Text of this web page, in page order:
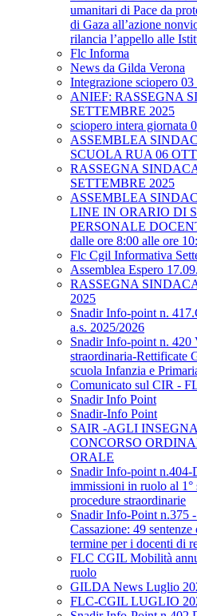
umanitari di Pace da
di Gaza all’azione
rilancia l’appello alle
Flc Informa
News da Gilda Verona
Integrazione sciopero
ANIEF: RASSEGNA
SETTEMBRE 2025
sciopero intera giornata
ASSEMBLEA
SCUOLA RUA 06
RASSEGNA
SETTEMBRE 2025
ASSEMBLEA
LINE IN ORARIO DI
PERSONALE
dalle ore 8:00 alle ore
Flc Cgil Informativa
Assemblea Espero
RASSEGNA
2025
Snadir Info-point n.
a.s. 2025/2026
Snadir Info-point n. 420
straordinaria-Rettificate
scuola Infanzia e
Comunicato sul CIR -
Snadir Info Point
Snadir-Info Point
SAIR -AGLI
CONCORSO
ORALE
Snadir Info-point
immissioni in ruolo al 1°
procedure straordinarie
Snadir Info-Point n.375
Cassazione: 49
termine per i docenti di
FLC CGIL Mobilità
ruolo
GILDA News Luglio
FLC-CGIL LUGLIO